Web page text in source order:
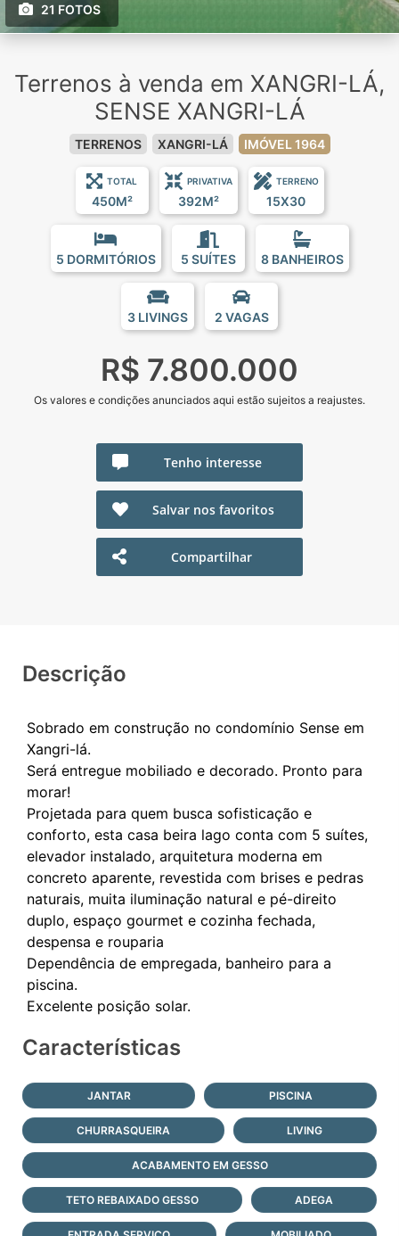
21 FOTOS
Terrenos à venda em XANGRI-LÁ,
SENSE XANGRI-LÁ
TERRENOS XANGRI-LÁ IMÓVEL 1964
TOTAL
450M²
PRIVATIVA
392M²
TERRENO
15X30
5 DORMITÓRIOS 5 SUÍTES 8 BANHEIROS
3 LIVINGS 2 VAGAS
R$ 7.800.000
Os valores e condições anunciados aqui estão sujeitos a reajustes.
Tenho interesse
Salvar nos favoritos
Compartilhar
Descrição
Sobrado em construção no condomínio Sense em
Xangri-lá.
Será entregue mobiliado e decorado. Pronto para
morar!
Projetada para quem busca sofisticação e
conforto, esta casa beira lago conta com 5 suítes,
elevador instalado, arquitetura moderna em
concreto aparente, revestida com brises e pedras
naturais, muita iluminação natural e pé-direito
duplo, espaço gourmet e cozinha fechada,
despensa e rouparia
Dependência de empregada, banheiro para a
piscina.
Características
JANTAR PISCINA
CHURRASQUEIRA LIVING
ACABAMENTO EM GESSO
TETO REBAIXADO GESSO ADEGA